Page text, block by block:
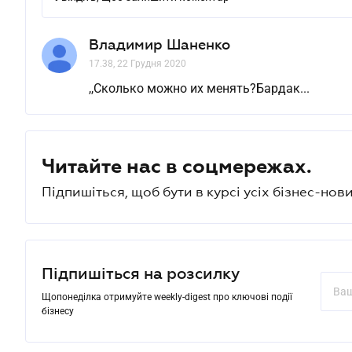
Владимир Шаненко
17.38, 22 Грудня 2020
,,Сколько можно их менять?Бардак...
Читайте нас в соцмережах.
Підпишіться, щоб бути в курсі усіх бізнес-
Підпишіться на розсилку
Щопонеділка отримуйте weekly-digest про ключові події
бізнесу